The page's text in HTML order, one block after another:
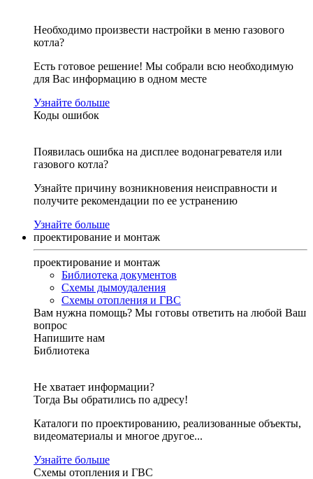
Необходимо произвести настройки в меню газового
котла?
Есть готовое решение! Мы собрали всю необходимую
для Вас информацию в одном месте
Узнайте больше
Коды ошибок
Появилась ошибка на дисплее водонагревателя или
газового котла?
Узнайте причину возникновения неисправности и
получите рекомендации по ее устранению
Узнайте больше
проектирование и монтаж
проектирование и монтаж
Библиотека документов
Схемы дымоудаления
Схемы отопления и ГВС
Вам нужна помощь? Мы готовы ответить на любой Ваш
вопрос
Напишите нам
Библиотека
Не хватает информации?
Тогда Вы обратились по адресу!
Каталоги по проектированию, реализованные объекты,
видеоматериалы и многое другое...
Узнайте больше
Схемы отопления и ГВС